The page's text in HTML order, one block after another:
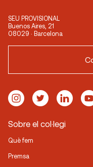
SEU PROVISIONAL
Buenos Aires, 21
08029 · Barcelona
Sobre el col·legi
Què fem
Premsa